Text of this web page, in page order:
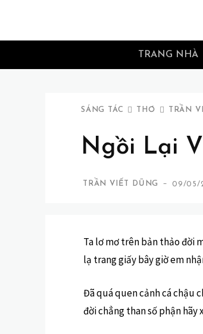
TRANG NHÀ
SÁNG TÁC THƠ TRẦN
Ngồi Lại
TRẦN VIẾT DŨNG - 09/05/
Ta lơ mơ trên bản thảo đời
lạ trang giấy bây giờ em
Đã quá quen cảnh cá chậu
đời chẳng than số phận